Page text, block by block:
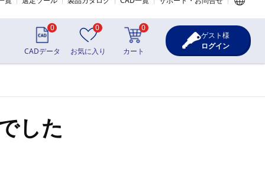
0
CADデータ
0
お気に入り
0
カート
ゲスト様
ログイン
した